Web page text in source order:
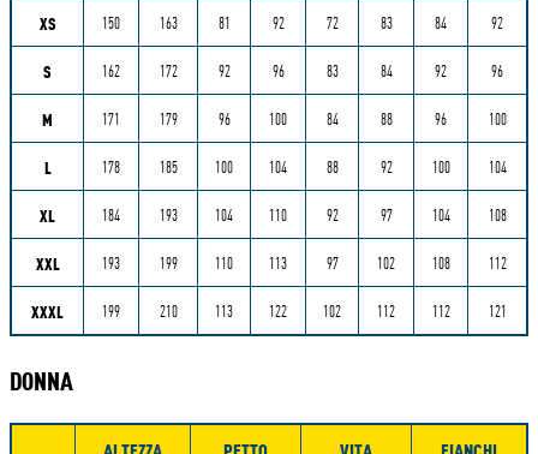
XS 150 163 81 92 72 83 84 92
S 162 172 92 96 83 84 92 96
M 171 179 96 100 84 88 96 100
L 178 185 100 104 88 92 100 104
XL 184 193 104 110 92 97 104 108
XXL 193 199 110 113 97 102 108 112
XXXL 199 210 113 122 102 112 112 121
DONNA